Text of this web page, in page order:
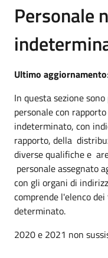
Personale
Ultimo aggiornamento
In questa sezione
personale con
indeterminato, con
rapporto, della
diverse qualifiche e
personale assegnato
con gli organi di
comprende l'elenco
determinato.
2020 e 2021 non